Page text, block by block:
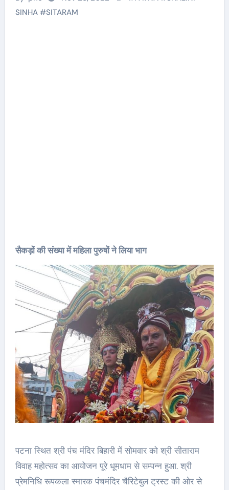
SINHA#SITARAM
सैकड़ों की संख्या में महिला पुरुषों ने लिया भाग
पटना स्थित श्री पंच मंदिर बिहारी में सोमवार को श्री सीताराम
विवाह महोत्सव का आयोजन पूरे धूमधाम से सम्पन्न हुआ. श्री
प्रेमनिधि रूपकला स्मारक पंचमंदिर चैरिटेबुल ट्रस्ट की ओर से